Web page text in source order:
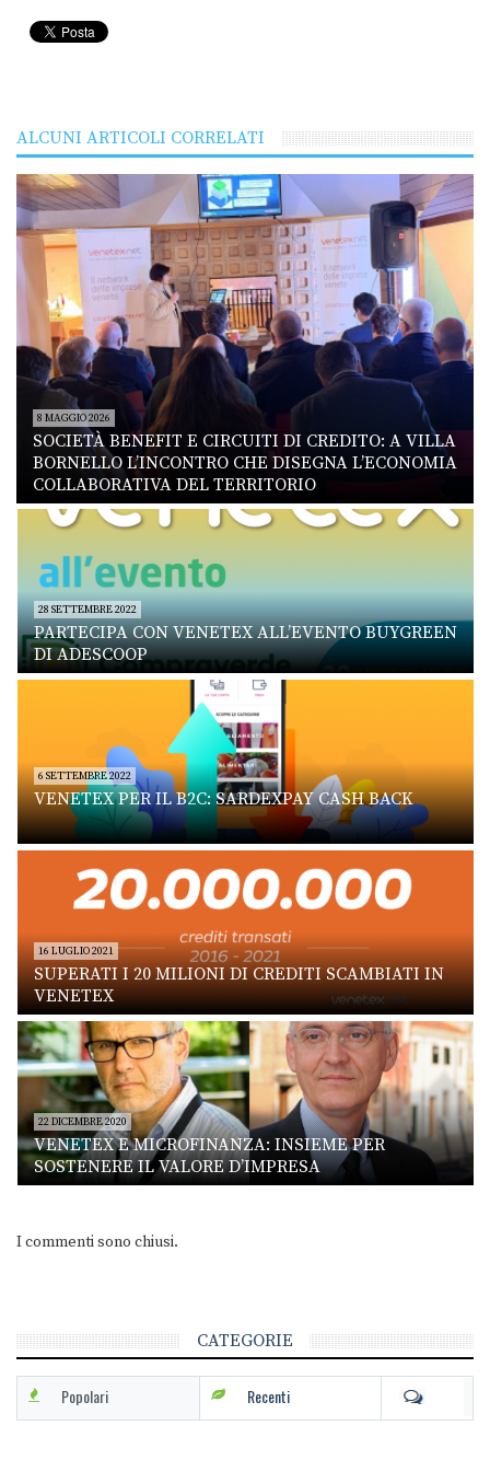
ALCUNI ARTICOLI CORRELATI
8 MAGGIO 2026
SOCIETÀ BENEFIT E CIRCUITI DI CREDITO: A VILLA
BORNELLO L’INCONTRO CHE DISEGNA L’ECONOMIA
COLLABORATIVA DEL TERRITORIO
28 SETTEMBRE 2022
PARTECIPA CON VENETEX ALL’EVENTO BUYGREEN
DI ADESCOOP
6 SETTEMBRE 2022
VENETEX PER IL B2C: SARDEXPAY CASH BACK
16 LUGLIO 2021
SUPERATI I 20 MILIONI DI CREDITI SCAMBIATI IN
VENETEX
22 DICEMBRE 2020
VENETEX E MICROFINANZA: INSIEME PER
SOSTENERE IL VALORE D’IMPRESA
I commenti sono chiusi.
CATEGORIE
Popolari Recenti